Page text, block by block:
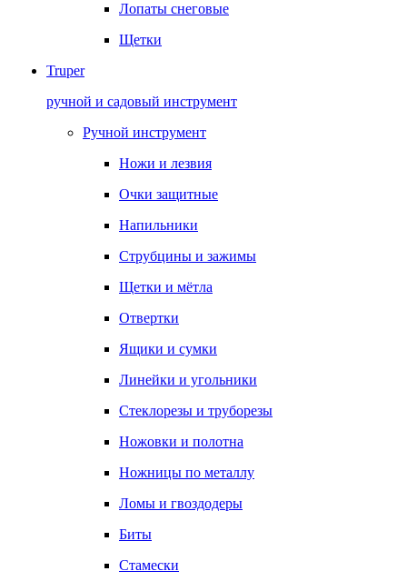
Лопаты снеговые
Щетки
Truper
ручной и садовый инструмент
Ручной инструмент
Ножи и лезвия
Очки защитные
Напильники
Струбцины и зажимы
Щетки и мётла
Отвертки
Ящики и сумки
Линейки и угольники
Стеклорезы и труборезы
Ножовки и полотна
Ножницы по металлу
Ломы и гвоздодеры
Биты
Стамески